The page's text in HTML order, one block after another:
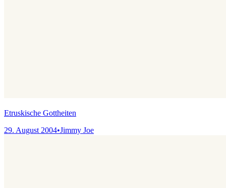
Etruskische Gottheiten
29. August 2004•Jimmy Joe